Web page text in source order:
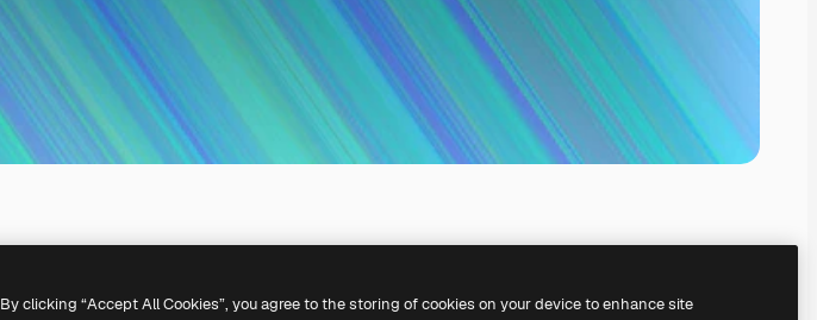
By clicking “Accept All Cookies”, you agree to the storing of cookies on your device to enhance site